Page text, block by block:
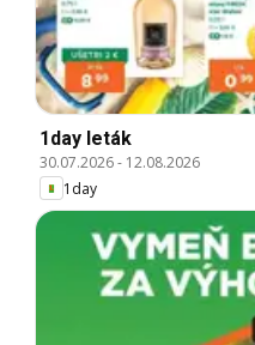
1day leták
30.07.2026- 12.08.2026
1day